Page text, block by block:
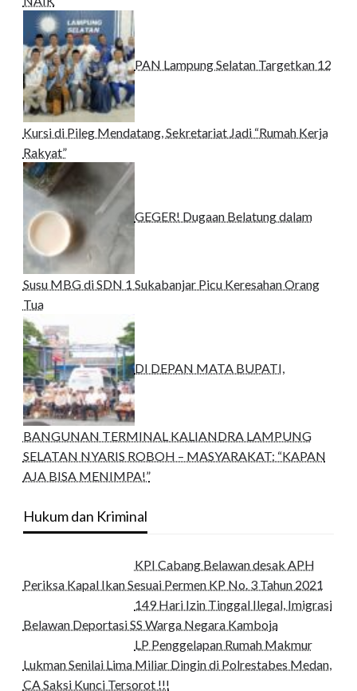
PAN Lampung Selatan Targetkan 12
Kursi di Pileg Mendatang, Sekretariat Jadi “Rumah Kerja
Rakyat”
GEGER! Dugaan Belatung dalam
Susu MBG di SDN 1 Sukabanjar Picu Keresahan Orang
Tua
DI DEPAN MATA BUPATI,
BANGUNAN TERMINAL KALIANDRA LAMPUNG
SELATAN NYARIS ROBOH – MASYARAKAT: “KAPAN
AJA BISA MENIMPA!”
Hukum dan Kriminal
KPI Cabang Belawan desak APH
Periksa Kapal Ikan Sesuai Permen KP No. 3 Tahun 2021
149 Hari Izin Tinggal Ilegal, Imigrasi
Belawan Deportasi SS Warga Negara Kamboja
LP Penggelapan Rumah Makmur
Lukman Senilai Lima Miliar Dingin di Polrestabes Medan,
CA Saksi Kunci Tersorot !!!